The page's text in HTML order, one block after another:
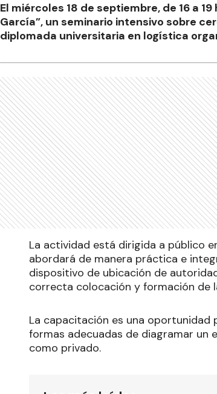
El miércoles 18 de septiembre, de 16 a
García”, un seminario intensivo sobre
diplomada universitaria en logística
La actividad está dirigida a público
abordará de manera práctica e
dispositivo de ubicación de
correcta colocación y formación de
La capacitación es una oportunidad
formas adecuadas de diagramar un
como privado.